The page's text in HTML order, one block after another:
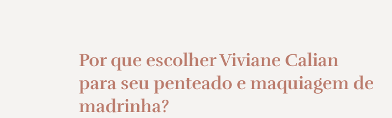
Por que escolher Viviane Calian
para seu penteado e maquiagem de
madrinha?